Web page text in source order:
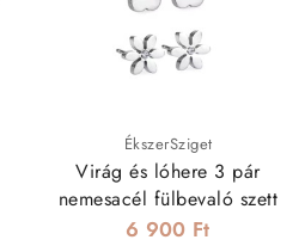
ÉkszerSziget
Virág és lóhere 3 pár
nemesacél fülbevaló szett
6 900 Ft